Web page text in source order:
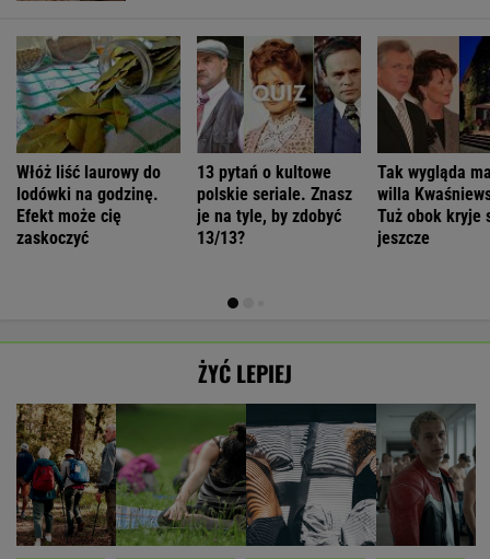
Włóż liść laurowy do
lodówki na godzinę.
Efekt może cię
zaskoczyć
13 pytań o kultowe
polskie seriale. Znasz
je na tyle, by zdobyć
13/13?
Tak wygląda
willa
Tuż obok kryje
jeszcze
ŻYĆ LEPIEJ